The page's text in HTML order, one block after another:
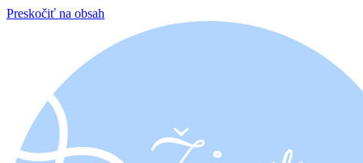
Preskočiť na obsah